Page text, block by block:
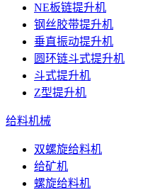
NE板链提升机
钢丝胶带提升机
垂直振动提升机
圆环链斗式提升机
斗式提升机
Z型提升机
给料机械
双螺旋给料机
给矿机
螺旋给料机